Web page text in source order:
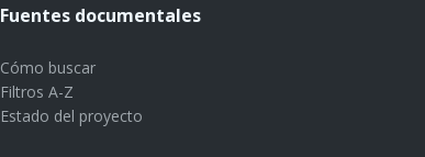
Fuentes documentales
Cómo buscar
Filtros A-Z
Estado del proyecto